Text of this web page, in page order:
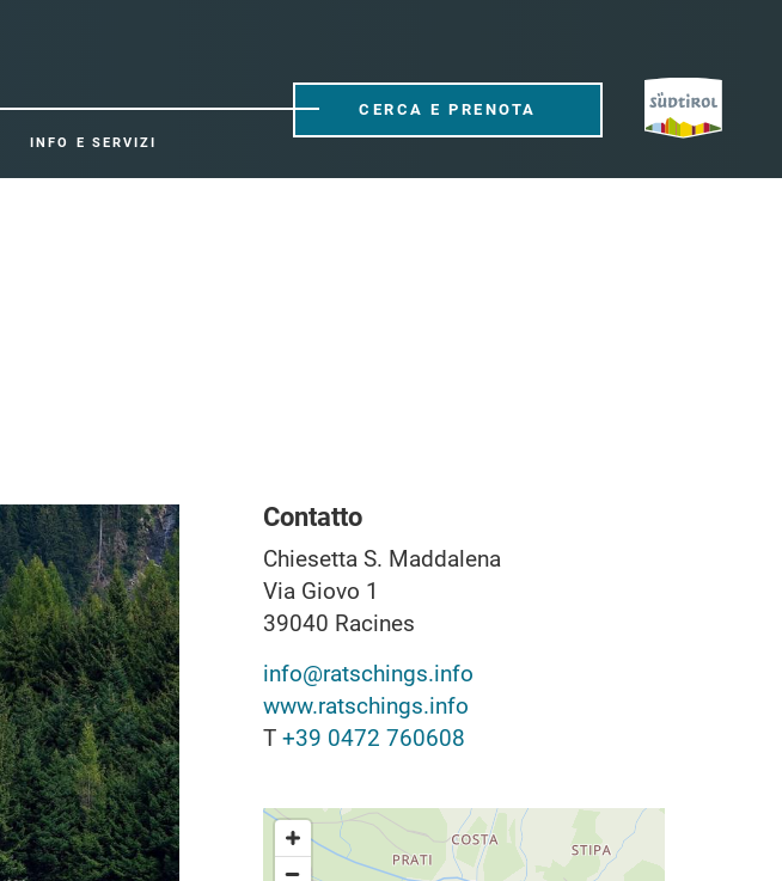
INFO E SERVIZI
CERCA E PRENOTA
Contatto
Chiesetta S. Maddalena
Via Giovo 1
39040 Racines
info@ratschings.info
www.ratschings.info
T +39 0472 760608